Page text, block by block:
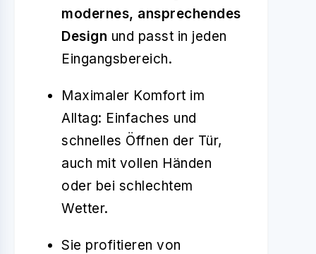
modernes, ansprechendes
Design und passt in jeden
Eingangsbereich.
Maximaler Komfort im
Alltag: Einfaches und
schnelles Öffnen der Tür,
auch mit vollen Händen
oder bei schlechtem
Wetter.
Sie profitieren von